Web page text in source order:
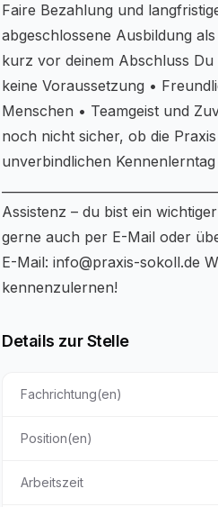
Faire Bezahlung und
abgeschlossene Ausbildung
kurz vor deinem Abschluss
keine Voraussetzung •
Menschen • Teamgeist und
noch nicht sicher, ob die
unverbindlichen
Assistenz – du bist ein
gerne auch per E-Mail oder
E-Mail: info@praxis-sokoll.de
kennenzulernen!
Details zur Stelle
Fachrichtung(en)
Position(en)
Arbeitszeit